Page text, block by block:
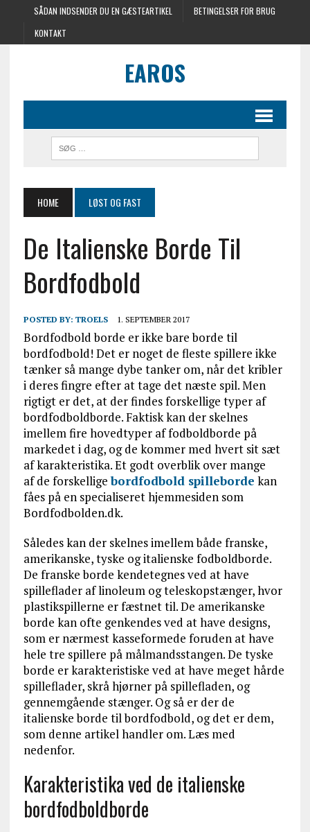
SÅDAN INDSENDER DU EN GÆSTEARTIKEL
BETINGELSER FOR BRUG
KONTAKT
EAROS
HOME LØST OG FAST
De Italienske Borde Til
Bordfodbold
POSTED BY: TROELS 1. SEPTEMBER 2017
Bordfodbold borde er ikke bare borde til
bordfodbold! Det er noget de fleste spillere ikke
tænker så mange dybe tanker om, når det kribler
i deres fingre efter at tage det næste spil. Men
rigtigt er det, at der findes forskellige typer af
bordfodboldborde. Faktisk kan der skelnes
imellem fire hovedtyper af fodboldborde på
markedet i dag, og de kommer med hvert sit sæt
af karakteristika. Et godt overblik over mange
af de forskelligebordfodbold spilleborde kan
fåes på en specialiseret hjemmesiden som
Bordfodbolden.dk.
Således kan der skelnes imellem både franske,
amerikanske, tyske og italienske fodboldborde.
De franske borde kendetegnes ved at have
spilleflader af linoleum og teleskopstænger, hvor
plastikspillerne er fæstnet til. De amerikanske
borde kan ofte genkendes ved at have designs,
som er nærmest kasseformede foruden at have
hele tre spillere på målmandsstangen. De tyske
borde er karakteristiske ved at have meget hårde
spilleflader, skrå hjørner på spillefladen, og
gennemgående stænger. Og så er der de
italienske borde til bordfodbold, og det er dem,
som denne artikel handler om. Læs med
nedenfor.
Karakteristika ved de italienske
bordfodboldborde